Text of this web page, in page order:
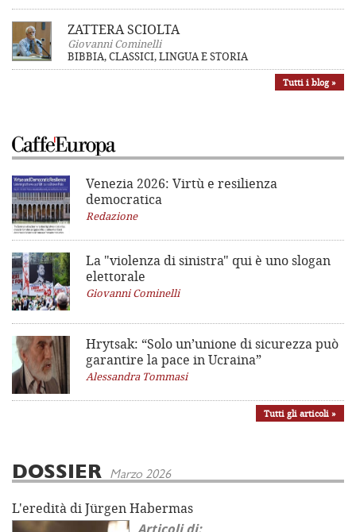
ZATTERA SCIOLTA
Giovanni Cominelli
BIBBIA, CLASSICI, LINGUA E STORIA
Tutti i blog »
Venezia 2026: Virtù e resilienza
democratica
Redazione
La "violenza di sinistra" qui è uno slogan
elettorale
Giovanni Cominelli
Hrytsak: “Solo un’unione di sicurezza può
garantire la pace in Ucraina”
Alessandra Tommasi
Tutti gli articoli »
DOSSIER Marzo 2026
L'eredità di Jürgen Habermas